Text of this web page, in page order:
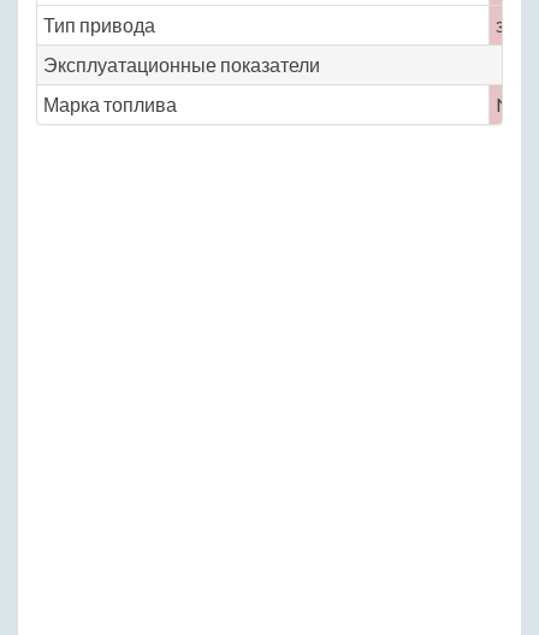
Тип привода
Эксплуатационные показатели
Марка топлива
No